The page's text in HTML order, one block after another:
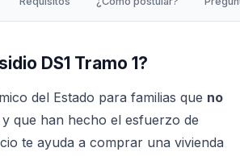
DS1 Tramo 1?
del Estado para familias que no
y que han hecho el esfuerzo de
te ayuda a comprar una vivienda